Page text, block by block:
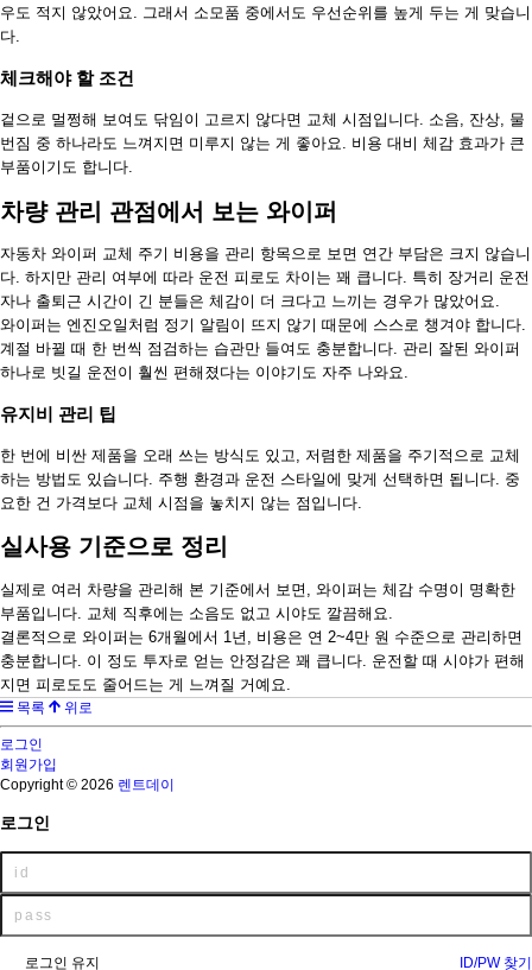
우도 적지 않았어요. 그래서 소모품 중에서도 우선순위를 높게 두는 게 맞습니
다.
체크해야 할 조건
겉으로 멀쩡해 보여도 닦임이 고르지 않다면 교체 시점입니다. 소음, 잔상, 물
번짐 중 하나라도 느껴지면 미루지 않는 게 좋아요. 비용 대비 체감 효과가 큰
부품이기도 합니다.
차량 관리 관점에서 보는 와이퍼
자동차 와이퍼 교체 주기 비용을 관리 항목으로 보면 연간 부담은 크지 않습니
다. 하지만 관리 여부에 따라 운전 피로도 차이는 꽤 큽니다. 특히 장거리 운전
자나 출퇴근 시간이 긴 분들은 체감이 더 크다고 느끼는 경우가 많았어요.
와이퍼는 엔진오일처럼 정기 알림이 뜨지 않기 때문에 스스로 챙겨야 합니다.
계절 바뀔 때 한 번씩 점검하는 습관만 들여도 충분합니다. 관리 잘된 와이퍼
하나로 빗길 운전이 훨씬 편해졌다는 이야기도 자주 나와요.
유지비 관리 팁
한 번에 비싼 제품을 오래 쓰는 방식도 있고, 저렴한 제품을 주기적으로 교체
하는 방법도 있습니다. 주행 환경과 운전 스타일에 맞게 선택하면 됩니다. 중
요한 건 가격보다 교체 시점을 놓치지 않는 점입니다.
실사용 기준으로 정리
실제로 여러 차량을 관리해 본 기준에서 보면, 와이퍼는 체감 수명이 명확한
부품입니다. 교체 직후에는 소음도 없고 시야도 깔끔해요.
결론적으로 와이퍼는 6개월에서 1년, 비용은 연 2~4만 원 수준으로 관리하면
충분합니다. 이 정도 투자로 얻는 안정감은 꽤 큽니다. 운전할 때 시야가 편해
지면 피로도도 줄어드는 게 느껴질 거예요.
목록 위로
로그인
회원가입
Copyright © 2026 렌트데이
로그인
로그인 유지 ID/PW 찾기